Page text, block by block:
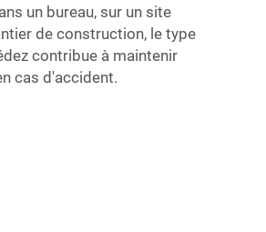
un bureau, sur un site
de construction, le type
contribue à maintenir
cas d'accident.